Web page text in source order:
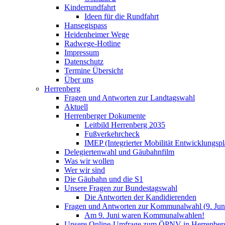
Kinderrundfahrt
Ideen für die Rundfahrt
Hansegispass
Heidenheimer Wege
Radwege-Hotline
Impressum
Datenschutz
Termine Übersicht
Über uns
Herrenberg
Fragen und Antworten zur Landtagswahl
Aktuell
Herrenberger Dokumente
Leitbild Herrenberg 2035
Fußverkehrcheck
IMEP (Integrierter Mobilität
Delegiertenwahl und Gäubahnfilm
Was wir wollen
Wer wir sind
Die Gäubahn und die S1
Unsere Fragen zur Bundestagswahl
Die Antworten der Kandidierenden
Fragen und Antworten zur Kommunalwahl (9.
Am 9. Juni waren Kommunalwahlen!